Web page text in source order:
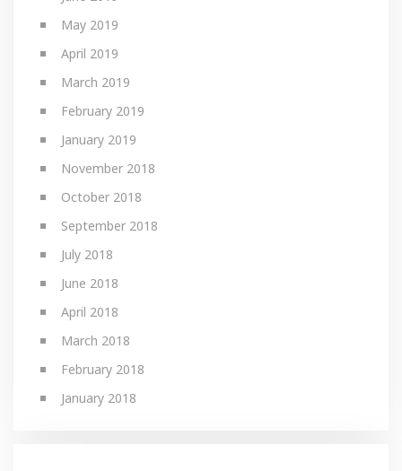
May 2019
April 2019
March 2019
February 2019
January 2019
November 2018
October 2018
September 2018
July 2018
June 2018
April 2018
March 2018
February 2018
January 2018